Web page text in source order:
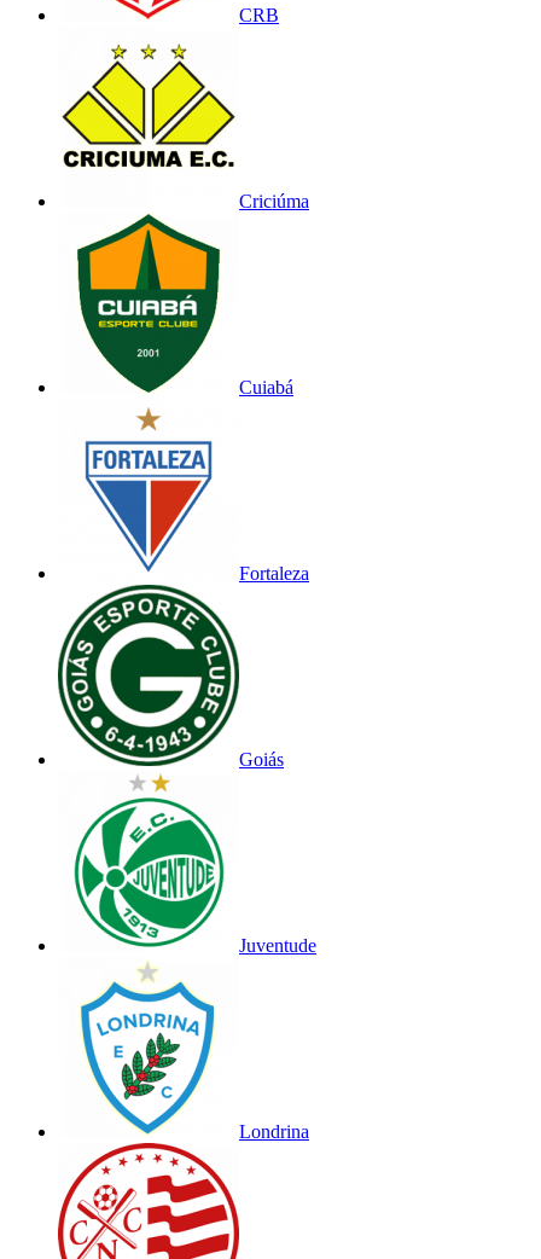
CRB
Criciúma
Cuiabá
Fortaleza
Goiás
Juventude
Londrina